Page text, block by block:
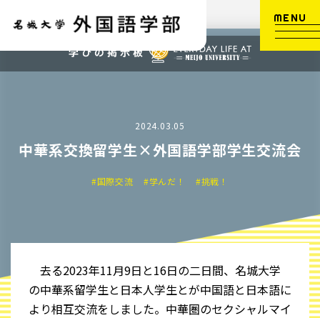
MENU
2024.03.05
中華系交換留学生×外国語学部学生交流会
#国際交流 #学んだ！ #挑戦！
去る2023年11月9日と16日の二日間、名城大学
の中華系留学生と日本人学生とが中国語と日本語に
より相互交流をしました。中華圏のセクシャルマイ